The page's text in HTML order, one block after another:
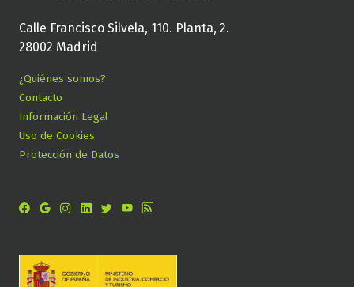
Calle Francisco Silvela, 110. Planta, 2.
28002 Madrid
¿Quiénes somos?
Contacto
Información Legal
Uso de Cookies
Protección de Datos